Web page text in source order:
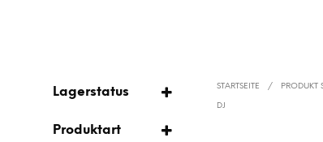
Lagerstatus
Produktart
STARTSEITE / PRODUKT
DJ